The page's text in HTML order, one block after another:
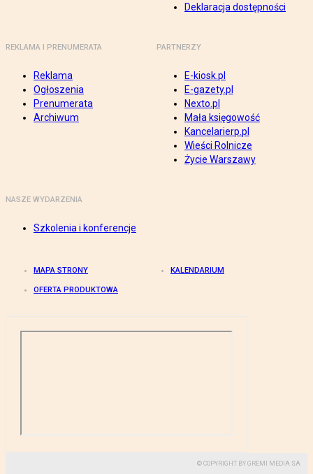
Deklaracja dostępności
REKLAMA I PRENUMERATA
Reklama
Ogłoszenia
Prenumerata
Archiwum
PARTNERZY
E-kiosk.pl
E-gazety.pl
Nexto.pl
Mała księgowość
Kancelarierp.pl
Wieści Rolnicze
Życie Warszawy
NASZE WYDARZENIA
Szkolenia i konferencje
MAPA STRONY KALENDARIUM
OFERTA PRODUKTOWA
© COPYRIGHT BY GREMI MEDIA SA